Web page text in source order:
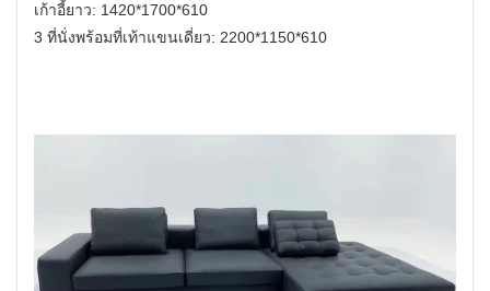
เก้าอี้ยาว: 1420*1700*610
3 ที่นั่งพร้อมที่เท้าแขนเดี่ยว: 2200*1150*610